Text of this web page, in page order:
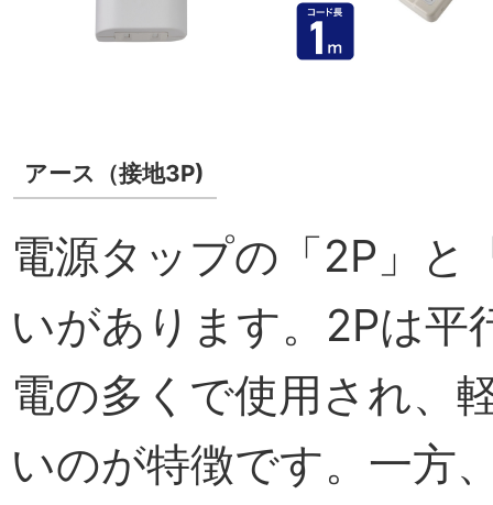
アース（接地3P)
電源タップの「2P」と
いがあります。2Pは平
電の多くで使用され、
いのが特徴です。一方